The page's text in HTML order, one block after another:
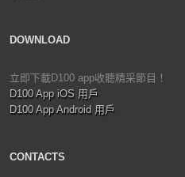
DOWNLOAD
立即下載D100 app收聽精采節目！
D100 App iOS 用戶
D100 App Android 用戶
CONTACTS